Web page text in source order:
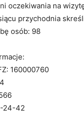
oczekiwania na
przychodnia
osób: 98
160000760
24-42